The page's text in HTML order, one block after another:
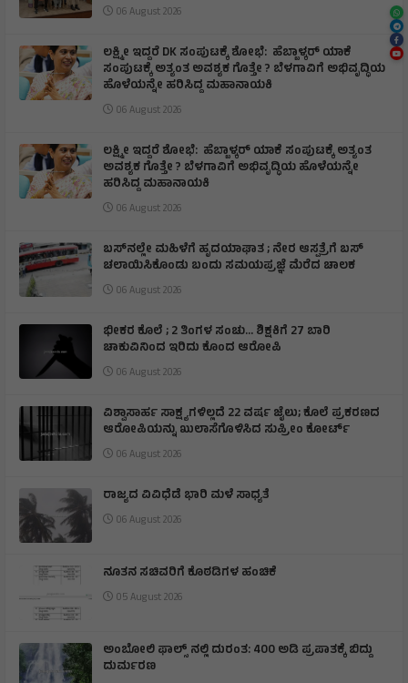
06 August 2026
ಲಕ್ಷ್ಮೀ ಇದ್ದರೆ DK ಸಂಪುಟಕ್ಕೆ ಶೋಭೆ: ಹೆಬ್ಬಾಳ್ಕರ್ ಯಾಕೆ
ಸಂಪುಟಕ್ಕೆ ಅತ್ಯಂತ ಅವಶ್ಯಕ ಗೊತ್ತೇ ? ಬೆಳಗಾವಿಗೆ ಅಭಿವೃದ್ಧಿಯ
ಹೊಳೆಯನ್ನೇ ಹರಿಸಿದ್ದ ಮಹಾನಾಯಕಿ
06 August 2026
ಲಕ್ಷ್ಮೀ ಇದ್ದರೆ ಶೋಭೆ: ಹೆಬ್ಬಾಳ್ಕರ್ ಯಾಕೆ ಸಂಪುಟಕ್ಕೆ ಅತ್ಯಂತ
ಅವಶ್ಯಕ ಗೊತ್ತೇ ? ಬೆಳಗಾವಿಗೆ ಅಭಿವೃದ್ಧಿಯ ಹೊಳೆಯನ್ನೇ
ಹರಿಸಿದ್ದ ಮಹಾನಾಯಕಿ
06 August 2026
ಬಸ್‌ನಲ್ಲೇ ಮಹಿಳೆಗೆ ಹೃದಯಾಘಾತ ; ನೇರ ಆಸ್ಪತ್ರೆಗೆ ಬಸ್‌
ಚಲಾಯಿಸಿಕೊಂಡು ಬಂದು ಸಮಯಪ್ರಜ್ಞೆ ಮೆರೆದ ಚಾಲಕ
06 August 2026
ಭೀಕರ ಕೊಲೆ ; 2 ತಿಂಗಳ ಸಂಚು… ಶಿಕ್ಷಕಿಗೆ 27 ಬಾರಿ
ಚಾಕುವಿನಿಂದ ಇರಿದು ಕೊಂದ ಆರೋಪಿ
06 August 2026
ವಿಶ್ವಾಸಾರ್ಹ ಸಾಕ್ಷ್ಯಗಳಿಲ್ಲದೆ 22 ವರ್ಷ ಜೈಲು; ಕೊಲೆ ಪ್ರಕರಣದ
ಆರೋಪಿಯನ್ನು ಖುಲಾಸೆಗೊಳಿಸಿದ ಸುಪ್ರೀಂ ಕೋರ್ಟ್
06 August 2026
ರಾಜ್ಯದ ವಿವಿಧೆಡೆ ಭಾರಿ ಮಳೆ ಸಾಧ್ಯತೆ
06 August 2026
ನೂತನ ಸಚಿವರಿಗೆ ಕೊಠಡಿಗಳ ಹಂಚಿಕೆ
05 August 2026
ಅಂಬೋಲಿ ಫಾಲ್ಸ್ ನಲ್ಲಿ ದುರಂತ: 400 ಅಡಿ ಪ್ರಪಾತಕ್ಕೆ ಬಿದ್ದು
ದುರ್ಮರಣ